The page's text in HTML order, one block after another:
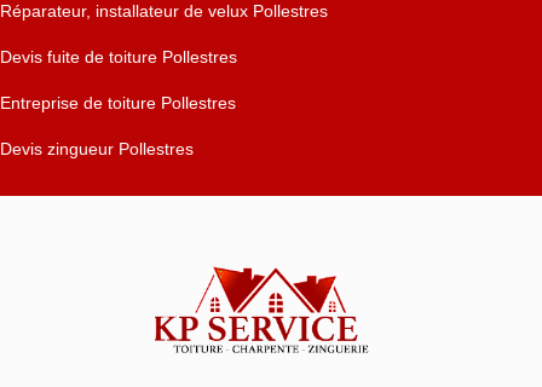
Réparateur, installateur de velux Pollestres
Devis fuite de toiture Pollestres
Entreprise de toiture Pollestres
Devis zingueur Pollestres